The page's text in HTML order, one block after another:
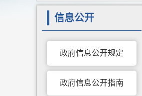
信息公开
政府信息公开规定
政府信息公开指南